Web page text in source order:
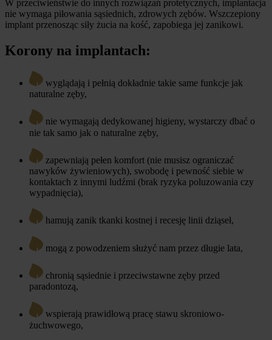
W przeciwieństwie do innych rozwiązań protetycznych, implantacja
nie wymaga piłowania sąsiednich, zdrowych zębów. Wszczepiony
implant przenosząc siły żucia na kość, zapobiega jej zanikowi.
Korony na implantach:
wyglądają i pełnią dokładnie takie same funkcje jak
naturalne zęby,
nie wymagają dedykowanej higieny, wystarczy dbać o
nie tak samo jak o naturalne zęby,
zapewniają pełen komfort (nie musisz ograniczać
nawyków żywieniowych), swobodę i pewność siebie w
kontaktach z innymi ludźmi (brak ryzyka poluzowania czy
wypadnięcia),
hamują zanik tkanki kostnej i recesję linii dziąseł,
mogą z powodzeniem służyć nam przez długie lata,
chronią sąsiednie i przeciwstawne zęby przed
paradontozą,
wspierają prawidłową pracę stawu skroniowo-
żuchwowego,